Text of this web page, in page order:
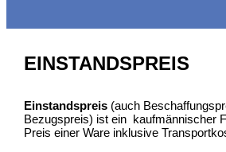
EINSTANDSPREIS
Einstandspreis(auch
Bezugspreis) ist ein kaufmännischer
Preis einer Ware inklusive